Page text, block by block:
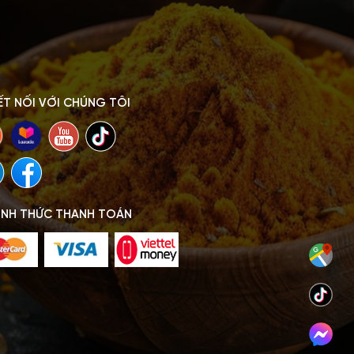
NỐI VỚI CHÚNG TÔI
THỨC THANH TOÁN